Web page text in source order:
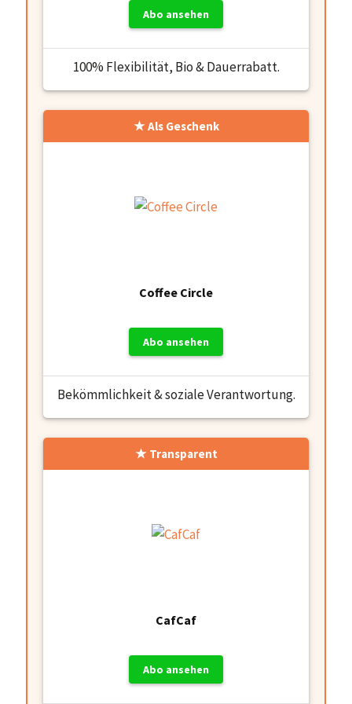
Abo ansehen
100% Flexibilität, Bio & Dauerrabatt.
Als Geschenk
Coffee Circle
Abo ansehen
Bekömmlichkeit & soziale Verantwortung.
Transparent
CafCaf
Abo ansehen